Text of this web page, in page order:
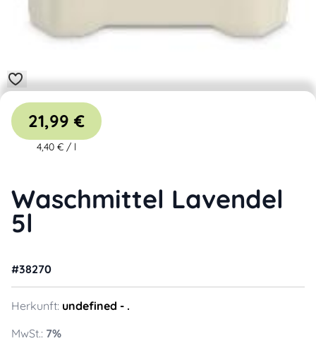
Waschmittel Lavendel
5l
#38270
Herkunft: undefined - .
MwSt.: 7%
21,99 €
4,40 € / l